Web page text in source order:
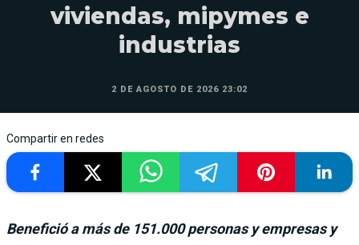
viviendas, mipymes e
industrias
2 DE AGOSTO DE 2026 23:02
Compartir en redes
Benefició a más de 151.000 personas y empresas y